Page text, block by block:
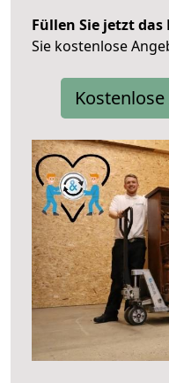
Füllen Sie jetzt
Sie kostenlose